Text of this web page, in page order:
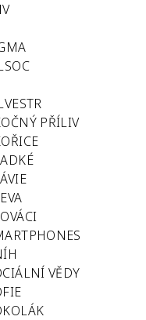
PŘÍLIV
VĚDY